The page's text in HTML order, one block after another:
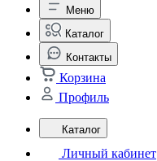
Меню
Каталог
Контакты
Корзина
Профиль
Каталог
Личный кабинет